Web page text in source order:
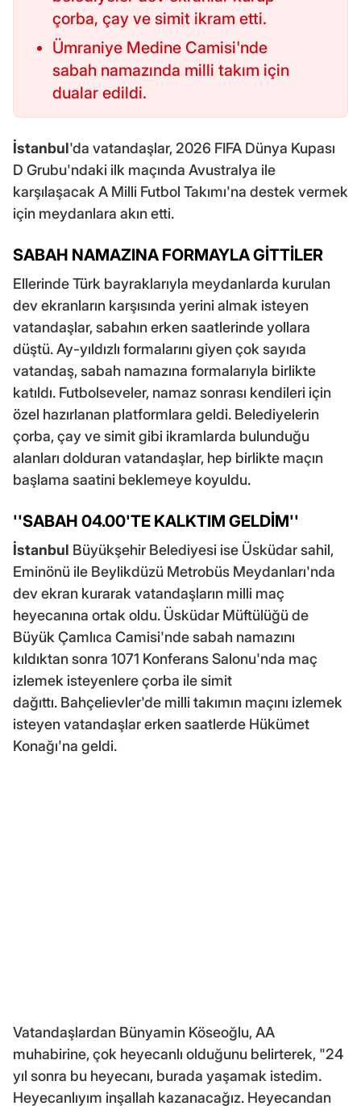
çorba, çay ve simit ikram etti.
Ümraniye Medine Camisi'nde
sabah namazında milli takım için
dualar edildi.
İstanbul'da vatandaşlar, 2026 FIFA Dünya Kupası
D Grubu'ndaki ilk maçında Avustralya ile
karşılaşacak A Milli Futbol Takımı'na destek vermek
için meydanlara akın etti.
SABAH NAMAZINA FORMAYLA GİTTİLER
Ellerinde Türk bayraklarıyla meydanlarda kurulan
dev ekranların karşısında yerini almak isteyen
vatandaşlar, sabahın erken saatlerinde yollara
düştü. Ay-yıldızlı formalarını giyen çok sayıda
vatandaş, sabah namazına formalarıyla birlikte
katıldı. Futbolseveler, namaz sonrası kendileri için
özel hazırlanan platformlara geldi. Belediyelerin
çorba, çay ve simit gibi ikramlarda bulunduğu
alanları dolduran vatandaşlar, hep birlikte maçın
başlama saatini beklemeye koyuldu.
''SABAH 04.00'TE KALKTIM GELDİM''
İstanbul Büyükşehir Belediyesi ise Üsküdar sahil,
Eminönü ile Beylikdüzü Metrobüs Meydanları'nda
dev ekran kurarak vatandaşların milli maç
heyecanına ortak oldu. Üsküdar Müftülüğü de
Büyük Çamlıca Camisi'nde sabah namazını
kıldıktan sonra 1071 Konferans Salonu'nda maç
izlemek isteyenlere çorba ile simit
dağıttı. Bahçelievler'de milli takımın maçını izlemek
isteyen vatandaşlar erken saatlerde Hükümet
Konağı'na geldi.
Vatandaşlardan Bünyamin Köseoğlu, AA
muhabirine, çok heyecanlı olduğunu belirterek, "24
yıl sonra bu heyecanı, burada yaşamak istedim.
Heyecanlıyım inşallah kazanacağız. Heyecandan